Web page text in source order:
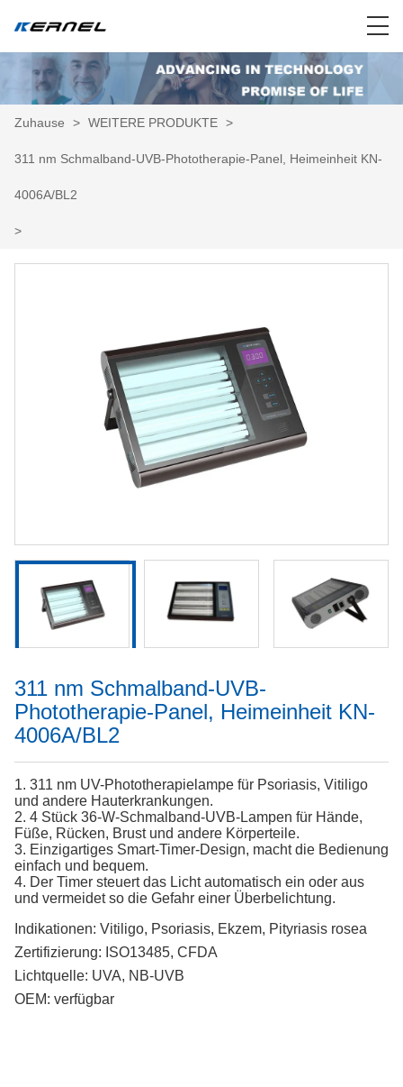
Zuhause > WEITERE PRODUKTE >
311 nm Schmalband-UVB-Phototherapie-Panel, Heimeinheit KN-
4006A/BL2
>
311 nm Schmalband-UVB-
Phototherapie-Panel, Heimeinheit KN-
4006A/BL2
1. 311 nm UV-Phototherapielampe für Psoriasis, Vitiligo
und andere Hauterkrankungen.
2. 4 Stück 36-W-Schmalband-UVB-Lampen für Hände,
Füße, Rücken, Brust und andere Körperteile.
3. Einzigartiges Smart-Timer-Design, macht die Bedienung
einfach und bequem.
4. Der Timer steuert das Licht automatisch ein oder aus
und vermeidet so die Gefahr einer Überbelichtung.
Indikationen: Vitiligo, Psoriasis, Ekzem, Pityriasis rosea
Zertifizierung: ISO13485, CFDA
Lichtquelle: UVA, NB-UVB
OEM: verfügbar